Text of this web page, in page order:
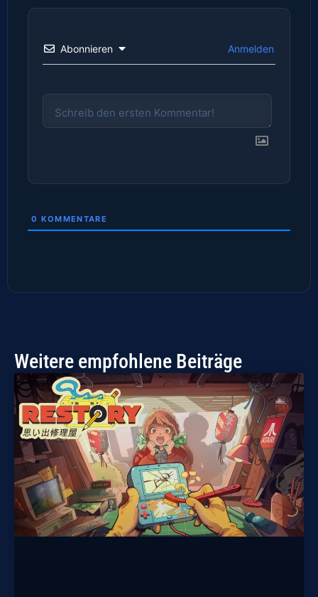
Abonnieren Anmelden
0 KOMMENTARE
Weitere empfohlene Beiträge